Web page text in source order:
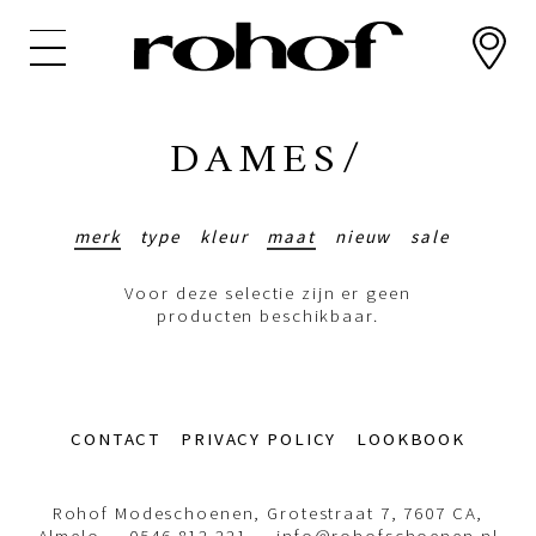
DAMES/
merk type kleur maat nieuw sale
Voor deze selectie zijn er geen
producten beschikbaar.
Footer-CONTACT PRIVACY POLICY LOOKBOOK
Rohof Modeschoenen, Grotestraat 7, 7607 CA,